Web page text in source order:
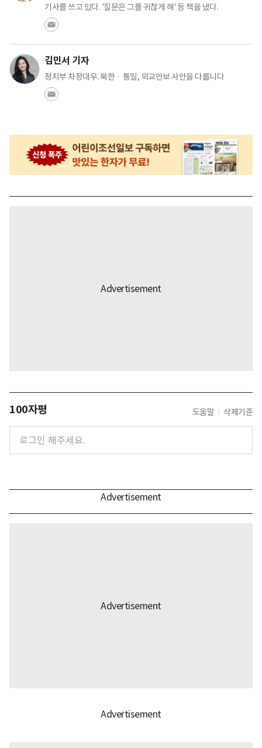
기사를 쓰고 있다. '질문은 그를 귀찮게 해' 등 책을 냈다.
김민서 기자
정치부 차장대우. 북한ㆍ통일, 외교안보 사안을 다룹니다
100자평 도움말 삭제기준